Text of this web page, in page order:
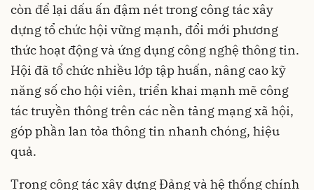
còn để lại dấu ấn đậm nét trong công tác xây
dựng tổ chức hội vững mạnh, đổi mới phương
thức hoạt động và ứng dụng công nghệ thông tin.
Hội đã tổ chức nhiều lớp tập huấn, nâng cao kỹ
năng số cho hội viên, triển khai mạnh mẽ công
tác truyền thông trên các nền tảng mạng xã hội,
góp phần lan tỏa thông tin nhanh chóng, hiệu
quả.
Trong công tác xây dựng Đảng và hệ thống chính